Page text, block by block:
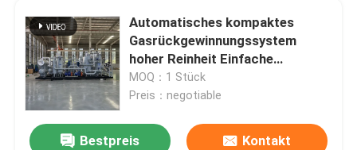
Automatisches kompaktes
Gasrückgewinnungssystem
hoher Reinheit Einfache
Installation
MOQ：1 Stück
Preis：negotiable
Bestpreis Kontakt